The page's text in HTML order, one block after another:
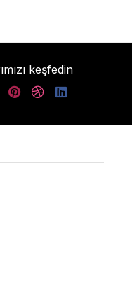
keşfedin